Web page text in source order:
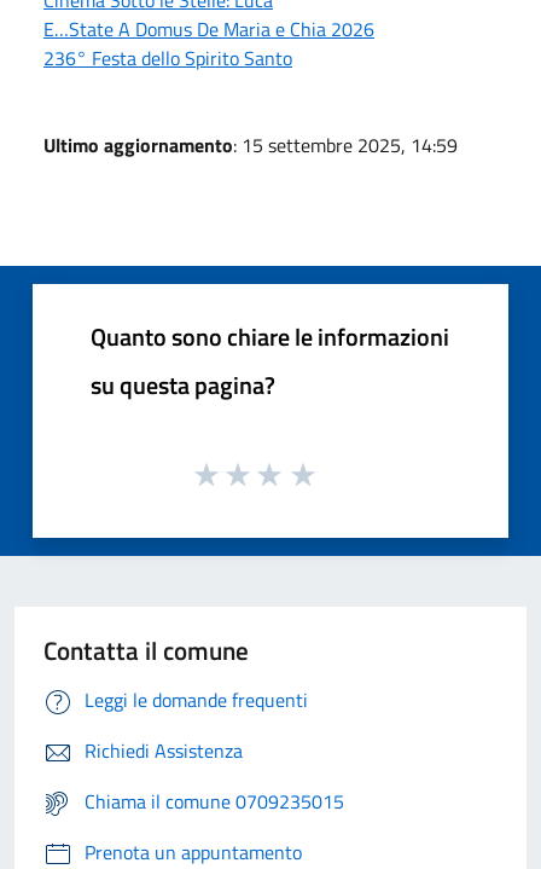
E…State A Domus De Maria e Chia 2026
236° Festa dello Spirito Santo
Ultimo aggiornamento: 15 settembre 2025, 14:59
Quanto sono chiare le informazioni
su questa pagina?
Contatta il comune
Leggi le domande frequenti
Richiedi Assistenza
Chiama il comune 0709235015
Prenota un appuntamento